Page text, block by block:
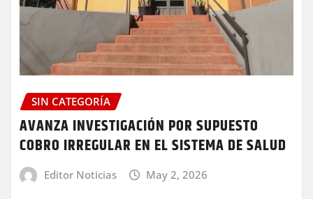
SIN CATEGORÍA
AVANZA INVESTIGACIÓN POR SUPUESTO
COBRO IRREGULAR EN EL SISTEMA DE SALUD
Editor Noticias May 2, 2026